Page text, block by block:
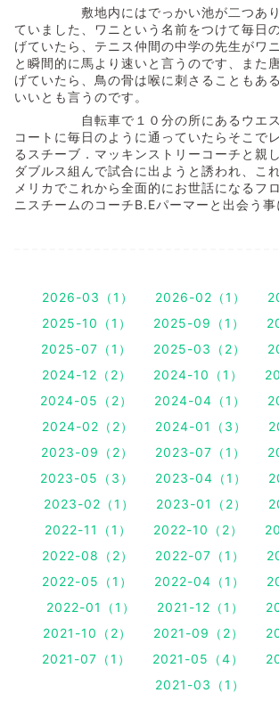
敷地内にはでっかい池が二つあり
ていました、ワニという名前をつけて毎日
げていたら、テニス仲間の中学の先生がワ
と瞬間的に馬より速いと言うのです、また
げていたら、鳥の骨は喉に刺さることもあ
いいとも言うのです。
自転車で１０分の所にあるウエス
コートに毎日のように通っていたらそこで
るスチーブ．マッキンストリーコーチと親
ダブルス組んで試合に出ようと誘われ、こ
メリカでこれから全面的にお世話になるフ
ニスチームのコーチB.Eパーマーと出会う事
2026-03（1） 2026-02（1）
2025-10（1）
2025-09（1）
2025-07（1）
2025-03（2）
2024-12（2）
2024-10（1）
2024-05（2）
2024-04（1）
2024-02（2）
2024-01（3）
2023-09（2）
2023-07（1）
2023-05（3）
2023-04（1）
2023-02（1）
2023-01（2）
2022-11（1）
2022-10（2）
2022-08（2）
2022-07（1）
2022-05（1）
2022-04（1）
2022-01（1）
2021-12（1）
2021-10（2）
2021-09（2）
2021-07（1）
2021-05（4）
2021-03（1）